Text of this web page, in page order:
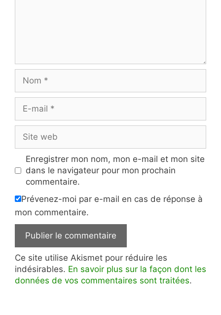
mail
web
Enregistrer mon nom, mon e-mail et mon site
dans le navigateur pour mon prochain
commentaire.
Prévenez-moi par e-mail en cas de réponse à
mon commentaire.
Ce site utilise Akismet pour réduire les
indésirables. En savoir plus sur la façon dont les
données de vos commentaires sont traitées.